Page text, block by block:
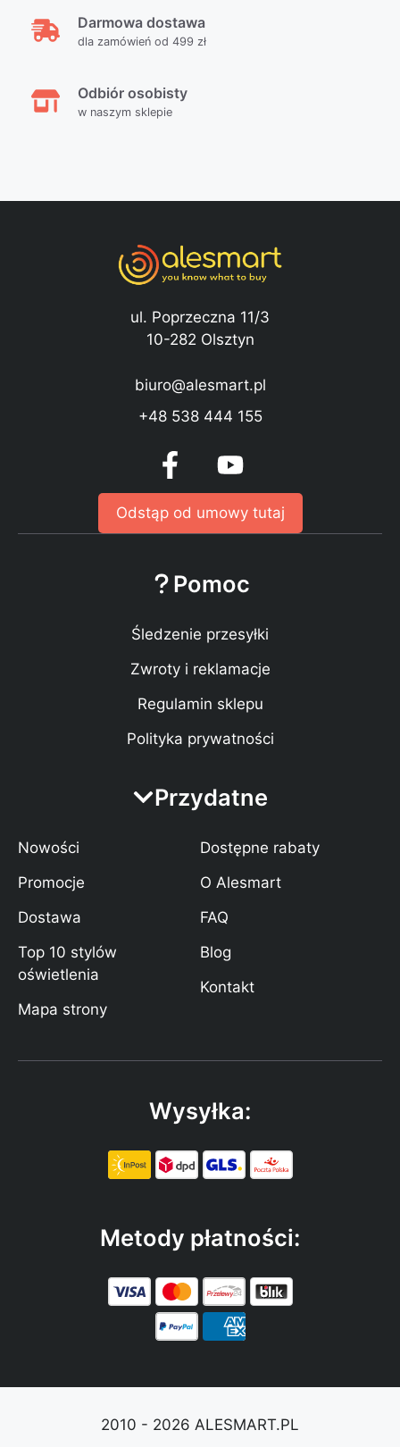
Darmowa dostawa
dla zamówień od 499 zł
Odbiór osobisty
w naszym sklepie
ul. Poprzeczna 11/3
10-282 Olsztyn
biuro@alesmart.pl
+48 538 444 155
Odstąp od umowy tutaj
Pomoc
Śledzenie przesyłki
Zwroty i reklamacje
Regulamin sklepu
Polityka prywatności
Przydatne
Nowości
Promocje
Dostawa
Top 10 stylów
oświetlenia
Mapa strony
Dostępne rabaty
O Alesmart
FAQ
Blog
Kontakt
Wysyłka:
Metody płatności:
2010 - 2026 ALESMART.PL